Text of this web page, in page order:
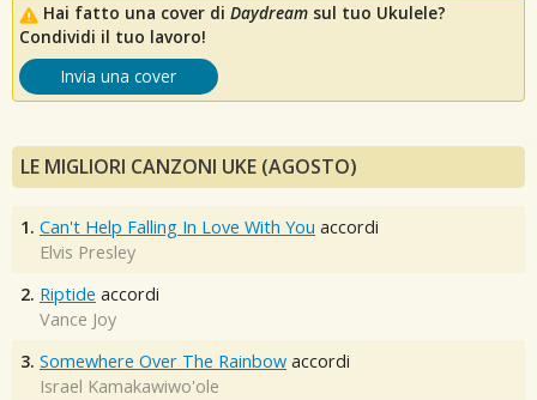
Hai fatto una cover di Daydream sul tuo Ukulele?
Condividi il tuo lavoro!
Invia una cover
LE MIGLIORI CANZONI UKE (AGOSTO)
1. Can't Help Falling In Love With You accordi
Elvis Presley
2. Riptide accordi
Vance Joy
3. Somewhere Over The Rainbow accordi
Israel Kamakawiwo'ole